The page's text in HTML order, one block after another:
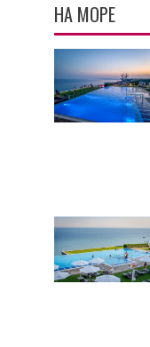
НА МОРЕ